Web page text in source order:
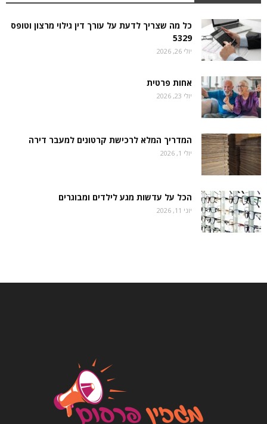
כל מה שצריך לדעת על עורך דין גילוי מרצון וטופס
5329
יולי 26, 2026
אחות פרטית
יולי 23, 2026
המדריך המלא לרכישת קרטונים למעבר דירה
יולי 1, 2026
הכל על עדשות מגע לילדים ומבוגרים
יוני 11, 2026